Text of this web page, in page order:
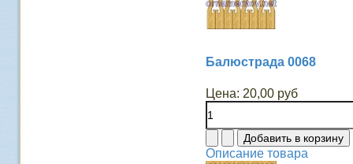
Балюстрада 0068
Цена: 20,00 руб
Описание товара